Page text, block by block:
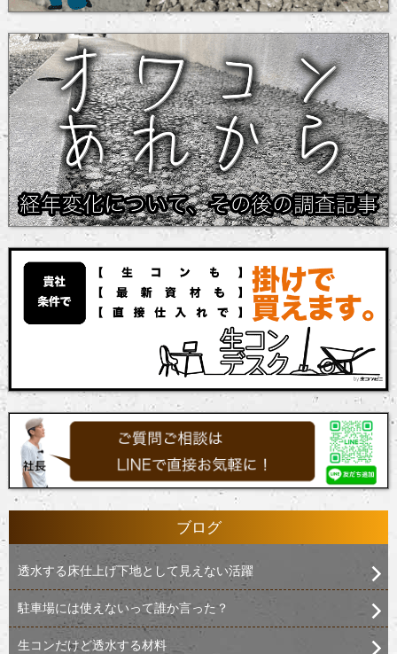
ブログ
透水する床仕上げ下地として見えない活躍
駐車場には使えないって誰か言った？
生コンだけど透水する材料